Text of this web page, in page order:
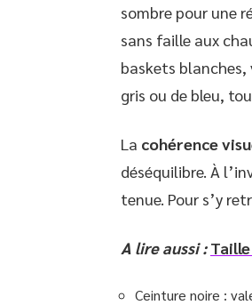
sombre pour une
sans faille aux
baskets
gris ou de bleu,
La cohérence
déséquilibre. À
tenue. Pour s’y
A lire aussi :
Ceinture noire :